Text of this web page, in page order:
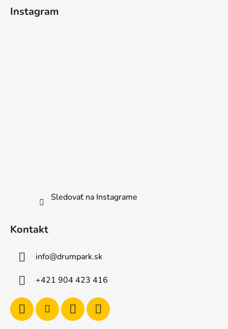
Instagram
Sledovať na Instagrame
Kontakt
info@drumpark.sk
+421 904 423 416